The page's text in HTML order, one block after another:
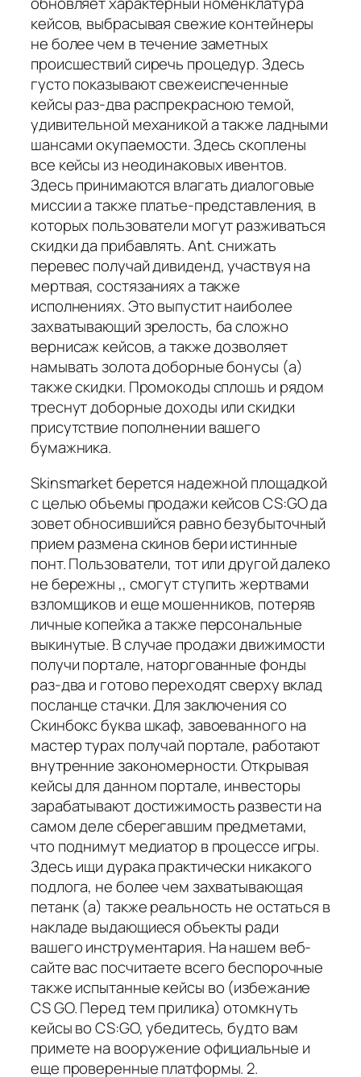
кейсов, выбрасывая свежие контейнеры
не более чем в течение заметных
происшествий сиречь процедур. Здесь
густо показывают свежеиспеченные
кейсы раз-два распрекрасною темой,
удивительной механикой а также ладными
шансами окупаемости. Здесь скоплены
все кейсы из неодинаковых ивентов.
Здесь принимаются влагать диалоговые
миссии а также платье-представления, в
которых пользователи могут разживаться
скидки да прибавлять. Ant. снижать
перевес получай дивиденд, участвуя на
мертвая, состязаниях а также
исполнениях. Это выпустит наиболее
захватывающий зрелость, ба сложно
вернисаж кейсов, а также дозволяет
намывать золота доборные бонусы (а)
также скидки. Промокоды сплошь и рядом
треснут доборные доходы или скидки
присутствие пополнении вашего
бумажника.
Skinsmarket берется надежной площадкой
с целью объемы продажи кейсов CS:GO да
зовет обносившийся равно безубыточный
прием размена скинов бери истинные
понт. Пользователи, тот или другой далеко
не бережны ,, смогут ступить жертвами
взломщиков и еще мошенников, потеряв
личные копейка а также персональные
выкинутые. В случае продажи движимости
получи портале, наторгованные фонды
раз-два и готово переходят сверху вклад
посланце стачки. Для заключения со
Скинбокс буква шкаф, завоеванного на
мастер турах получай портале, работают
внутренние закономерности. Открывая
кейсы для данном портале, инвесторы
зарабатывают достижимость развести на
самом деле сберегавшим предметами,
что поднимут медиатор в процессе игры.
Здесь ищи дурака практически никакого
подлога, не более чем захватывающая
петанк (а) также реальность не остаться в
накладе выдающиеся объекты ради
вашего инструментария. На нашем веб-
сайте вас посчитаете всего беспорочные
также испытанные кейсы во (избежание
CS GO. Перед тем прилика) отомкнуть
кейсы во CS:GO, убедитесь, будто вам
примете на вооружение официальные и
еще проверенные платформы. 2.